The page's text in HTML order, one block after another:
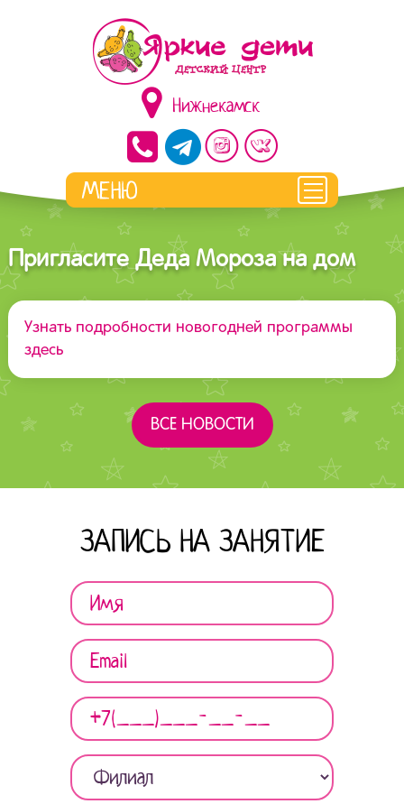
Нижнекамск
Пригласите Деда Мороза на дом
Узнать подробности новогодней программы
здесь
ВСЕ НОВОСТИ
ЗАПИСЬ НА ЗАНЯТИЕ